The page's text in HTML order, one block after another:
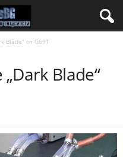
Blade“ от G69T
Blade“